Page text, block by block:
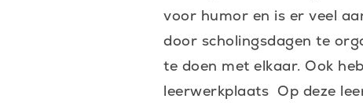
voor humor en is er veel
door scholingsdagen te
te doen met elkaar. Ook
leerwerkplaats Op deze